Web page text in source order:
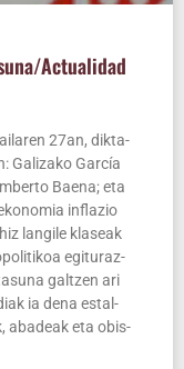
​Actualidad
27an, dik­ta­
Gali­za­ko Gar­cía
Bae­na; eta
infla­zio
lan­gi­le kla­seak
egi­tu­raz­
gal­tzen ari
ia dena estal­
aba­deak eta obis­